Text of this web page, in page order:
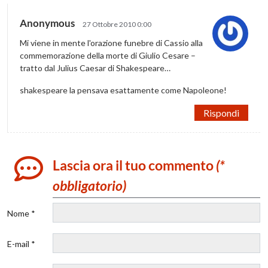
Anonymous 27 Ottobre 2010 0:00
Mi viene in mente l'orazione funebre di Cassio alla
commemorazione della morte di Giulio Cesare –
tratto dal Julius Caesar di Shakespeare…
shakespeare la pensava esattamente come Napoleone!
Rispondi
Lascia ora il tuo commento(*
obbligatorio)
Nome *
E-mail *